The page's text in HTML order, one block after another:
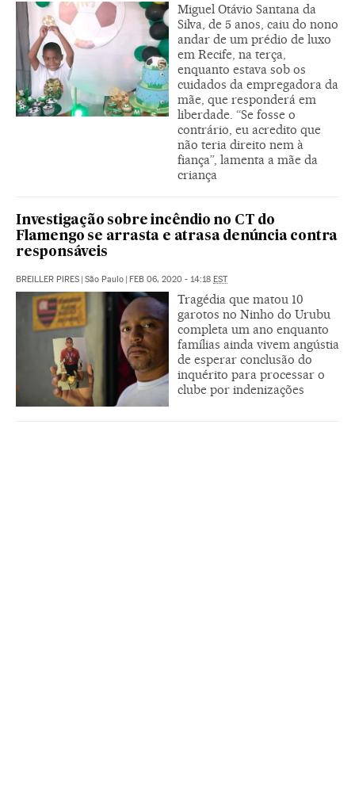
Miguel Otávio Santana da
Silva, de 5 anos, caiu do nono
andar de um prédio de luxo
em Recife, na terça,
enquanto estava sob os
cuidados da empregadora da
mãe, que responderá em
liberdade. “Se fosse o
contrário, eu acredito que
não teria direito nem à
fiança”, lamenta a mãe da
criança
Investigação sobre incêndio no CT do
Flamengo se arrasta e atrasa denúncia contra
responsáveis
BREILLER PIRES | São Paulo | FEB 06, 2020 - 14:18 EST
Tragédia que matou 10
garotos no Ninho do Urubu
completa um ano enquanto
famílias ainda vivem angústia
de esperar conclusão do
inquérito para processar o
clube por indenizações